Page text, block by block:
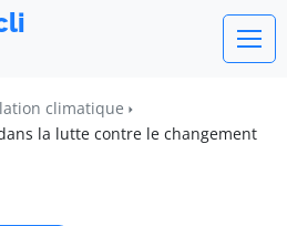
climatique
la lutte contre le changement